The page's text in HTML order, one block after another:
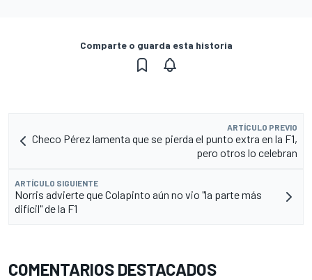
Comparte o guarda esta historia
ARTÍCULO PREVIO
Checo Pérez lamenta que se pierda el punto extra en la F1,
pero otros lo celebran
ARTÍCULO SIGUIENTE
Norris advierte que Colapinto aún no vio "la parte más
difícil" de la F1
COMENTARIOS DESTACADOS